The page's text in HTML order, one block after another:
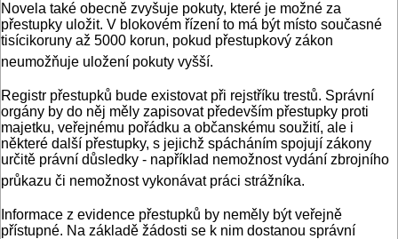
Novela také obecně zvyšuje pokuty, které je možné za
přestupky uložit. V blokovém řízení to má být místo současné
tisícikoruny až 5000 korun, pokud přestupkový zákon
neumožňuje uložení pokuty vyšší.
Registr přestupků bude existovat při rejstříku trestů. Správní
orgány by do něj měly zapisovat především přestupky proti
majetku, veřejnému pořádku a občanskému soužití, ale i
některé další přestupky, s jejichž spácháním spojují zákony
určitě právní důsledky - například nemožnost vydání zbrojního
průkazu či nemožnost vykonávat práci strážníka.
Informace z evidence přestupků by neměly být veřejně
přístupné. Na základě žádosti se k nim dostanou správní